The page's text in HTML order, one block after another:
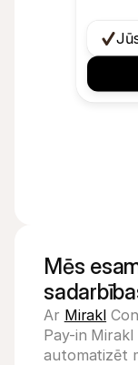
Mēs
Ar Mirakl
Pay-in
automatizēt